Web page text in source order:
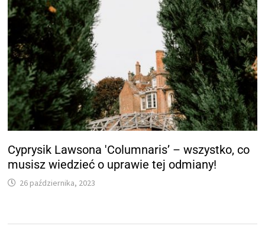
Cyprysik Lawsona 'Columnaris’ – wszystko, co
musisz wiedzieć o uprawie tej odmiany!
26 października, 2023